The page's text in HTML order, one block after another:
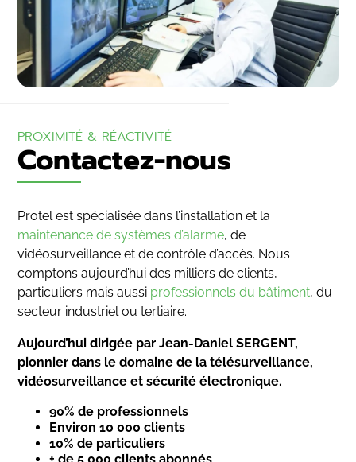
PROXIMITÉ & RÉACTIVITÉ
Contactez-nous
Protel est spécialisée dans l’installation et la
maintenance de systèmes d’alarme, de
vidéosurveillance et de contrôle d’accès. Nous
comptons aujourd’hui des milliers de clients,
particuliers mais aussi professionnels du bâtiment, du
secteur industriel ou tertiaire.
Aujourd’hui dirigée par Jean-Daniel SERGENT,
pionnier dans le domaine de la télésurveillance,
vidéosurveillance et sécurité électronique.
90% de professionnels
Environ 10 000 clients
10% de particuliers